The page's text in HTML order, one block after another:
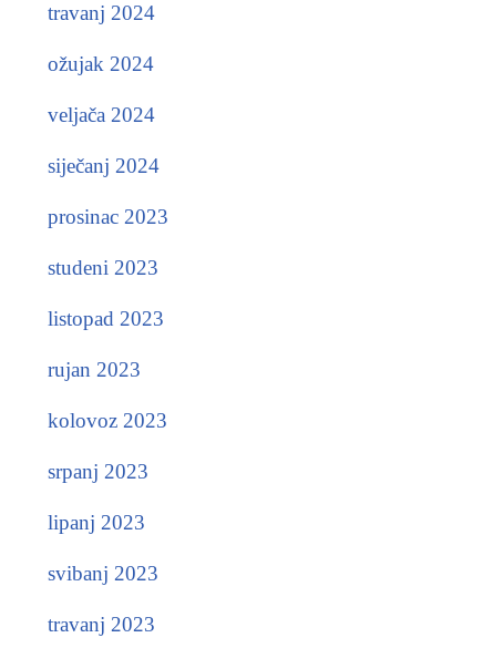
travanj 2024
ožujak 2024
veljača 2024
siječanj 2024
prosinac 2023
studeni 2023
listopad 2023
rujan 2023
kolovoz 2023
srpanj 2023
lipanj 2023
svibanj 2023
travanj 2023